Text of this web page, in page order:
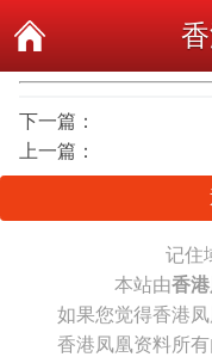
下一篇：
上一篇：
记住
本站由香
如果您觉得香港
香港凤凰资料所